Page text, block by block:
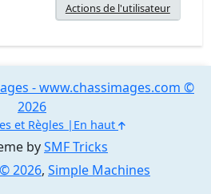
Actions de l'utilisateur
bySMF Tricks
2026, Simple Machines
- www.chassimages.com ©
2026
et Règles En haut